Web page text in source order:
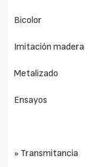
Bicolor
Imitación madera
Metalizado
Ensayos
» Transmitancia